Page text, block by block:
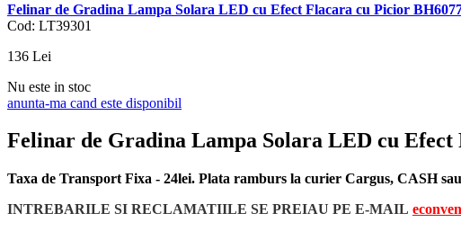
Felinar de Gradina Lampa Solara LED cu Efect Flacara cu Picior
Cod: LT39301
136 Lei
Nu este in stoc
anunta-ma cand este disponibil
Felinar de Gradina Lampa Solara LED cu
Taxa de Transport Fixa - 24lei. Plata ramburs la curier Cargus, CASH
INTREBARILE SI RECLAMATIILE SE PREIAU PE E-MAIL